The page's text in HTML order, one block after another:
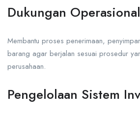
Dukungan
Membantu proses penerimaan,
barang agar berjalan sesuai prosedur
perusahaan.
Pengelolaan Sistem